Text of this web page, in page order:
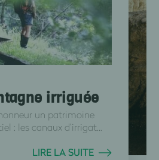
irriguée
un patrimoine
: les canaux d’irrigat...
LIRE LA SUITE